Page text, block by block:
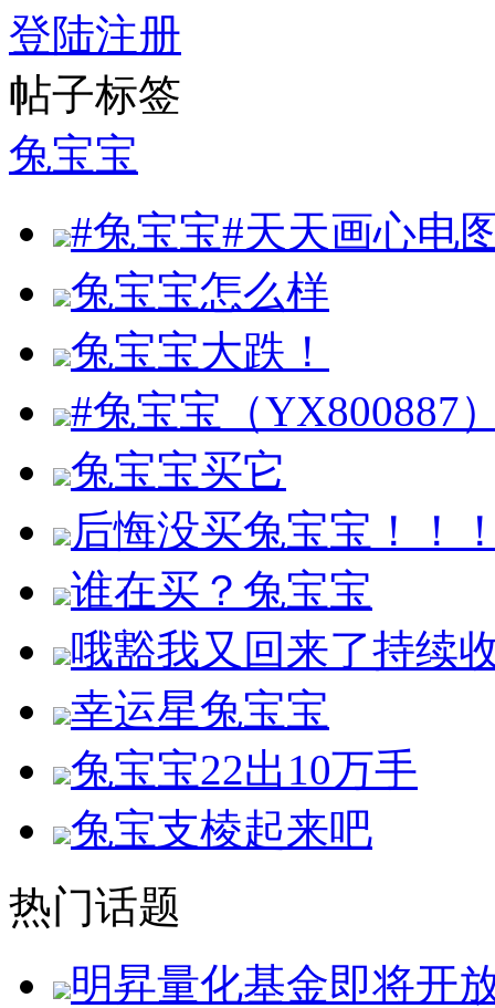
登陆注册
帖子标签
兔宝宝
#兔宝宝#天天画心电
兔宝宝怎么样
兔宝宝大跌！
#兔宝宝（YX800887
兔宝宝买它
后悔没买兔宝宝！！
谁在买？兔宝宝
哦豁我又回来了持续
幸运星兔宝宝
兔宝宝22出10万手
兔宝支棱起来吧
热门话题
明昇量化基金即将开